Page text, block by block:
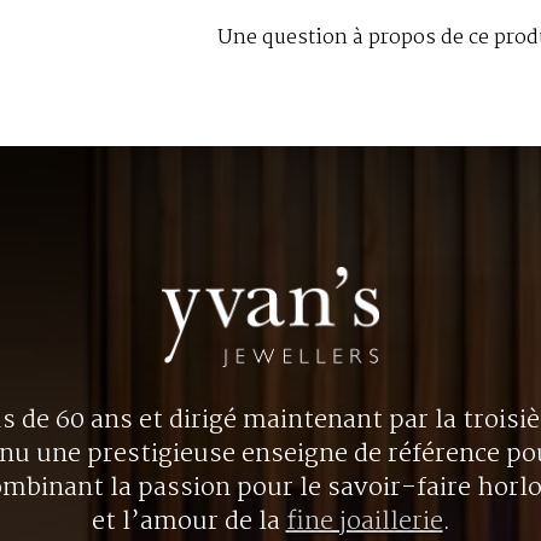
Une question à propos de ce
de 60 ans et dirigé maintenant par la
une prestigieuse enseigne de référence
la passion pour le savoir-faire
et l’amour de lafine joaillerie.